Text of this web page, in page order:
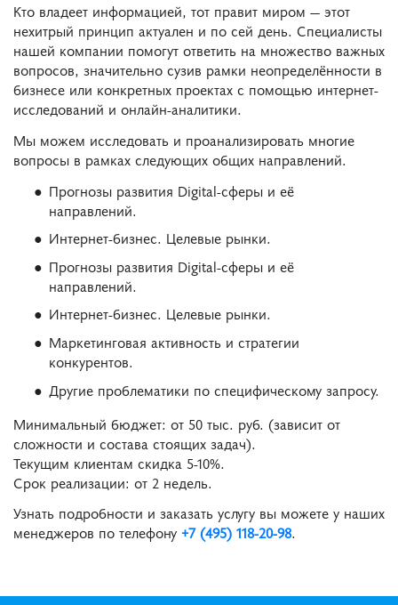
Кто владеет информацией, тот правит миром — этот
нехитрый принцип актуален и по сей день. Специалисты
нашей компании помогут ответить на множество важных
вопросов, значительно сузив рамки неопределённости в
бизнесе или конкретных проектах с помощью интернет-
исследований и онлайн-аналитики.
Мы можем исследовать и проанализировать многие
вопросы в рамках следующих общих направлений.
Прогнозы развития Digital-сферы и её
направлений.
Интернет-бизнес. Целевые рынки.
Прогнозы развития Digital-сферы и её
направлений.
Интернет-бизнес. Целевые рынки.
Маркетинговая активность и стратегии
конкурентов.
Другие проблематики по специфическому запросу.
Минимальный бюджет: от 50 тыс. руб. (зависит от
сложности и состава стоящих задач).
Текущим клиентам скидка 5-10%.
Срок реализации: от 2 недель.
Узнать подробности и заказать услугу вы можете у наших
менеджеров по телефону +7 (495) 118-20-98.